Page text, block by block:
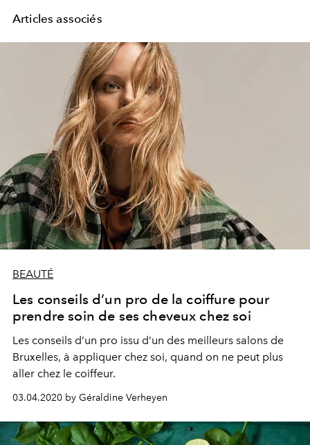
Articles associés
BEAUTÉ
Les conseils d’un pro de la coiffure pour
prendre soin de ses cheveux chez soi
Les conseils d’un pro issu d’un des meilleurs salons de
Bruxelles, à appliquer chez soi, quand on ne peut plus
aller chez le coiffeur.
03.04.2020 by Géraldine Verheyen